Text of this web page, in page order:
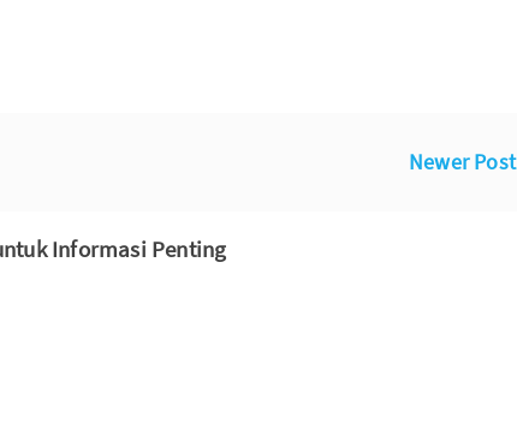
Newer Post
Informasi Penting